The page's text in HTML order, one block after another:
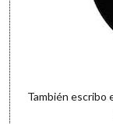
También escribo